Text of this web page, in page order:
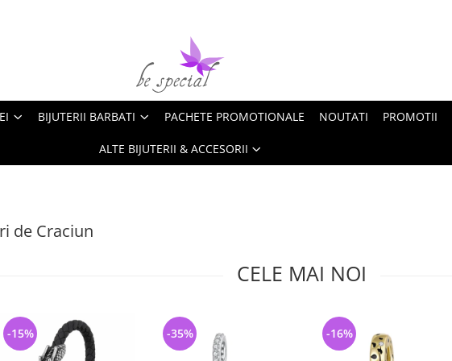
BIJUTERII BARBATI PACHETE PROMOTIONALE NOUTATI PROMOTII
ALTE BIJUTERII & ACCESORII
de Craciun
CELE MAI NOI
-15% -35% -16%